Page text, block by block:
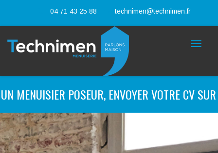
04 71 43 25 88 technimen@technimen.fr
Toggle
POSEUR, ENVOYER VOTRE CV SUR